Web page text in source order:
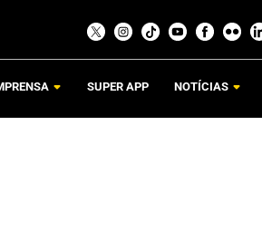
SUPER APP NOTÍCIAS